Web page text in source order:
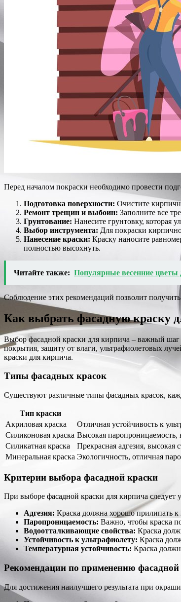
Перед началом покраски необходимо провести
Подготовка поверхности: Очистите
Ремонт трещин и выбоин: Заполните все
Грунтование: Нанесите грунтовку, которая
Выбор инструмента: Для покраски
Нанесение краски: Краску наносите
полностью высохнуть.
Читайте также: Популярные весенние цветы
Соблюдение этих рекомендаций позволит
Как выбрать фасадную краску
Выбор фасадной краски для кирпича – важный шаг
покрытия, защиту от влаги, ультрафиолетовых
краски для кирпича.
Типы фасадных красок
Существуют различные типы фасадных красок,
Тип краски
Акриловая краска
Отличная устойчивость к
Силиконовая краска Высокая паропроницаемость,
Силикатная краска
Прекрасная адгезия, высокая
Минеральная краска Экологичность, отличная
Критерии выбора фасадной краски
При выборе фасадной краски для кирпича следует
Адгезия: Краска должна хорошо прилипать к
Паропроницаемость: Важно, чтобы краска
Водоотталкивающие свойства: Краска
Устойчивость к ультрафиолету: Краска
Температурная устойчивость: Краска
Рекомендации по применению фасадной
Для достижения наилучшего результата при